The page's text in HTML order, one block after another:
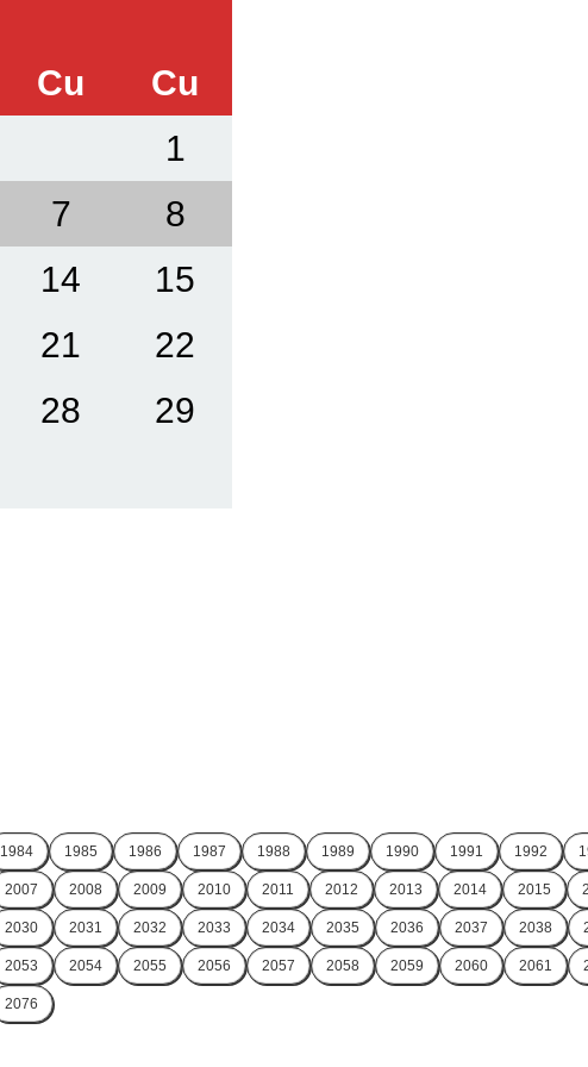
Cu Cu
1
7 8
14 15
21 22
28 29
1984 1985 1986 1987 1988 1989 1990 1991 1992
2007 2008 2009 2010 2011 2012 2013 2014 2015
2030 2031 2032 2033 2034 2035 2036 2037 2038
2053 2054 2055 2056 2057 2058 2059 2060 2061
2076